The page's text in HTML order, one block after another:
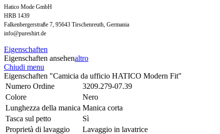
Hatico Mode GmbH
HRB 1439
Falkenbergerstraße 7, 95643 Tirschenreuth, Germania
info@pureshirt.de
Eigenschaften
Eigenschaften ansehenaltro
Chiudi menu
Eigenschaften "Camicia da ufficio HATICO Modern Fit"
Numero Ordine
3209.279-07.39
Colore
Nero
Lunghezza della manica Manica corta
Tasca sul petto
Sì
Proprietà di lavaggio
Lavaggio in lavatrice